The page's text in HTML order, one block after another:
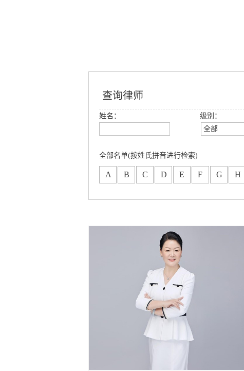
查询律师
姓名：
级别：
全部
高级合伙人
全部名单(按姓氏拼音进行检索)
A B C D E F G H